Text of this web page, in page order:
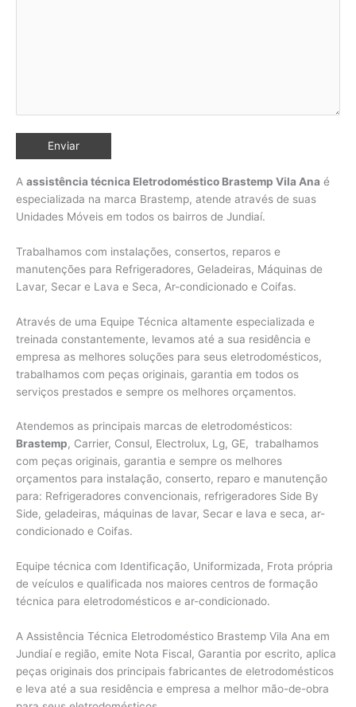
A assistência técnica Eletrodoméstico Brastemp Vila Ana é
especializada na marca Brastemp, atende através de suas
Unidades Móveis em todos os bairros de Jundiaí.
Trabalhamos com instalações, consertos, reparos e
manutenções para Refrigeradores, Geladeiras, Máquinas de
Lavar, Secar e Lava e Seca, Ar-condicionado e Coifas.
Através de uma Equipe Técnica altamente especializada e
treinada constantemente, levamos até a sua residência e
empresa as melhores soluções para seus eletrodomésticos,
trabalhamos com peças originais, garantia em todos os
serviços prestados e sempre os melhores orçamentos.
Atendemos as principais marcas de eletrodomésticos:
Brastemp, Carrier, Consul, Electrolux, Lg, GE, trabalhamos
com peças originais, garantia e sempre os melhores
orçamentos para instalação, conserto, reparo e manutenção
para: Refrigeradores convencionais, refrigeradores Side By
Side, geladeiras, máquinas de lavar, Secar e lava e seca, ar-
condicionado e Coifas.
Equipe técnica com Identificação, Uniformizada, Frota própria
de veículos e qualificada nos maiores centros de formação
técnica para eletrodomésticos e ar-condicionado.
A Assistência Técnica Eletrodoméstico Brastemp Vila Ana em
Jundiaí e região, emite Nota Fiscal, Garantia por escrito, aplica
peças originais dos principais fabricantes de eletrodomésticos
e leva até a sua residência e empresa a melhor mão-de-obra